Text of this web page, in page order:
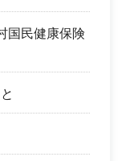
国民健康保険